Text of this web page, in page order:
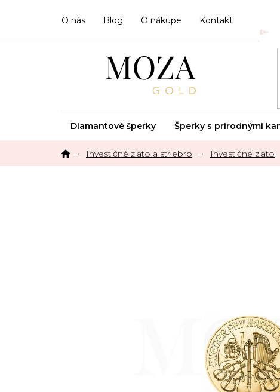
O nás Blog O nákupe Kontakt
Diamantové šperky Šperky s prírodnými
Investičné zlato a striebro Investičné zlato